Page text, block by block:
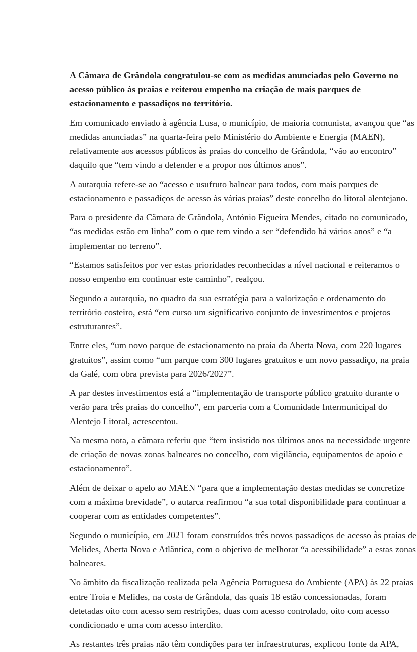
A Câmara de Grândola congratulou-se com as medidas anunciadas pelo Governo no
acesso público às praias e reiterou empenho na criação de mais parques de
estacionamento e passadiços no território.
Em comunicado enviado à agência Lusa, o município, de maioria comunista, avançou que “as
medidas anunciadas” na quarta-feira pelo Ministério do Ambiente e Energia (MAEN),
relativamente aos acessos públicos às praias do concelho de Grândola, “vão ao encontro”
daquilo que “tem vindo a defender e a propor nos últimos anos”.
A autarquia refere-se ao “acesso e usufruto balnear para todos, com mais parques de
estacionamento e passadiços de acesso às várias praias” deste concelho do litoral alentejano.
Para o presidente da Câmara de Grândola, António Figueira Mendes, citado no comunicado,
“as medidas estão em linha” com o que tem vindo a ser “defendido há vários anos” e “a
implementar no terreno”.
“Estamos satisfeitos por ver estas prioridades reconhecidas a nível nacional e reiteramos o
nosso empenho em continuar este caminho”, realçou.
Segundo a autarquia, no quadro da sua estratégia para a valorização e ordenamento do
território costeiro, está “em curso um significativo conjunto de investimentos e projetos
estruturantes”.
Entre eles, “um novo parque de estacionamento na praia da Aberta Nova, com 220 lugares
gratuitos”, assim como “um parque com 300 lugares gratuitos e um novo passadiço, na praia
da Galé, com obra prevista para 2026/2027”.
A par destes investimentos está a “implementação de transporte público gratuito durante o
verão para três praias do concelho”, em parceria com a Comunidade Intermunicipal do
Alentejo Litoral, acrescentou.
Na mesma nota, a câmara referiu que “tem insistido nos últimos anos na necessidade urgente
de criação de novas zonas balneares no concelho, com vigilância, equipamentos de apoio e
estacionamento”.
Além de deixar o apelo ao MAEN “para que a implementação destas medidas se concretize
com a máxima brevidade”, o autarca reafirmou “a sua total disponibilidade para continuar a
cooperar com as entidades competentes”.
Segundo o município, em 2021 foram construídos três novos passadiços de acesso às praias de
Melides, Aberta Nova e Atlântica, com o objetivo de melhorar “a acessibilidade” a estas zonas
balneares.
No âmbito da fiscalização realizada pela Agência Portuguesa do Ambiente (APA) às 22 praias
entre Troia e Melides, na costa de Grândola, das quais 18 estão concessionadas, foram
detetadas oito com acesso sem restrições, duas com acesso controlado, oito com acesso
condicionado e uma com acesso interdito.
As restantes três praias não têm condições para ter infraestruturas, explicou fonte da APA,